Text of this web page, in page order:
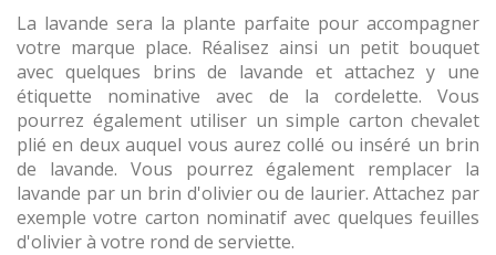
La lavande sera la plante parfaite pour accompagner
votre marque place. Réalisez ainsi un petit bouquet
avec quelques brins de lavande et attachez y une
étiquette nominative avec de la cordelette. Vous
pourrez également utiliser un simple carton chevalet
plié en deux auquel vous aurez collé ou inséré un brin
de lavande. Vous pourrez également remplacer la
lavande par un brin d'olivier ou de laurier. Attachez par
exemple votre carton nominatif avec quelques feuilles
d'olivier à votre rond de serviette.